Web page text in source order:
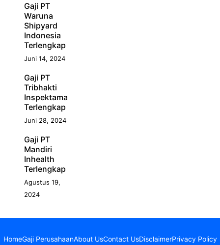
Gaji PT
Waruna
Shipyard
Indonesia
Terlengkap
Juni 14, 2024
Gaji PT
Tribhakti
Inspektama
Terlengkap
Juni 28, 2024
Gaji PT
Mandiri
Inhealth
Terlengkap
Agustus 19,
2024
HomeGaji PerusahaanAbout UsContact UsDisclaimerPrivacy Policy